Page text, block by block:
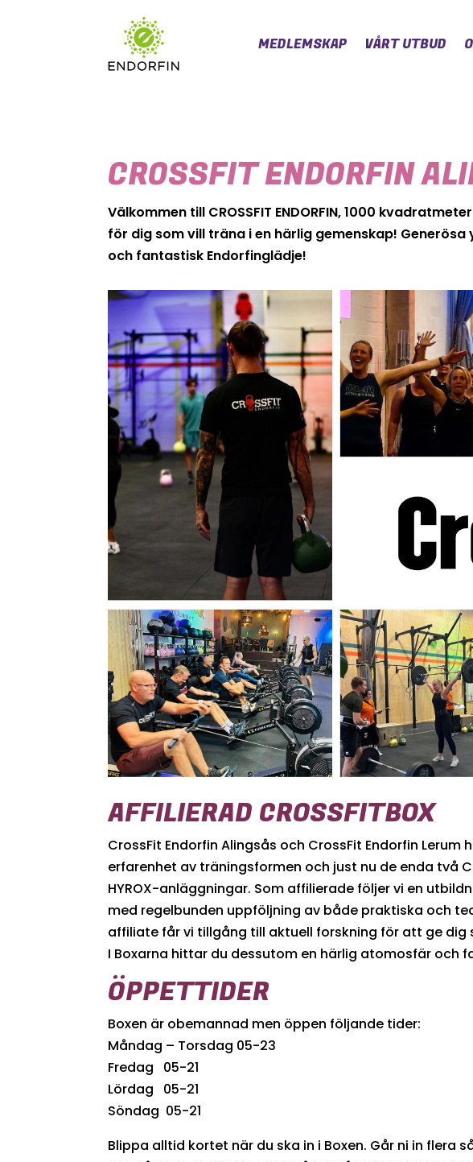
MEDLEMSKAP VÅRT UTBUD
CROSSFIT ENDORFIN
Välkommen till CROSSFIT ENDORFIN, 1000
för dig som vill träna i en härlig gemenskap!
och fantastisk Endorfinglädje!
AFFILIERAD CROSSFITBOX
CrossFit Endorfin Alingsås och CrossFit Endorfin Lerum
erfarenhet av träningsformen och just nu de enda två
HYROX-anläggningar. Som affilierade följer vi en
med regelbunden uppföljning av både praktiska och
affiliate får vi tillgång till aktuell forskning för att ge
I Boxarna hittar du dessutom en härlig atomosfär och
ÖPPETTIDER
Boxen är obemannad men öppen följande tider:
Måndag – Torsdag 05-23
Fredag 05-21
Lördag 05-21
Söndag 05-21
Blippa alltid kortet när du ska in i Boxen. Går ni in flera